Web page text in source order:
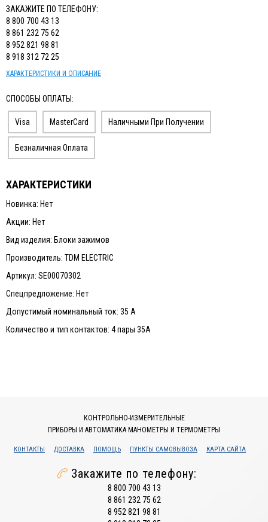
ЗАКАЖИТЕ ПО ТЕЛЕФОНУ:
8 800 700 43 13
8 861 232 75 62
8 952 821 98 81
8 918 312 72 25
ХАРАКТЕРИСТИКИ И ОПИСАНИЕ
СПОСОБЫ ОПЛАТЫ:
Visa MasterCard Наличными При Получении
Безналичная Оплата
ХАРАКТЕРИСТИКИ
Новинка: Нет
Акции: Нет
Вид изделия: Блоки зажимов
Производитель: TDM ELECTRIC
Артикул: SE00070302
Спецпредложение: Нет
Допустимый номинальный ток: 35 А
Количество и тип контактов: 4 пары 35А
КОНТРОЛЬНО-ИЗМЕРИТЕЛЬНЫЕ
ПРИБОРЫ И АВТОМАТИКА МАНОМЕТРЫ И ТЕРМОМЕТРЫ
КОНТАКТЫ ДОСТАВКА ПОМОЩЬ ПУНКТЫ САМОВЫВОЗА КАРТА САЙТА
Закажите по телефону:
8 800 700 43 13
8 861 232 75 62
8 952 821 98 81